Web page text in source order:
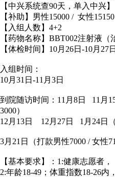
【中兴系统查90天，单入中兴】
【补助】男性15000 / 女性15150
【入组人数】4+2
【药物名称】BBT002注射液（
【体检时间】10月26日-10月27日
入组时间：
10月31日-11月3日
到院随访时间：11月8日 11月
3000）
12月13日 12月27日 1月24日（
3月21日（打款男性7000 / 女性
【基本要求】：1:健康志愿者，
2:年龄18-49；体重指数18-26